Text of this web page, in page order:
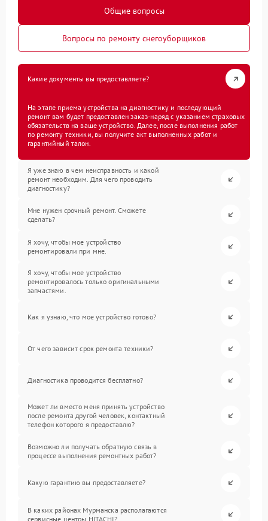
Общие вопросы
Вопросы по ремонту снегоуборщиков
Какие документы вы предоставляете?
На этапе приема устройства на диагностику и последующий
ремонт вам будет предоставлен заказ-наряд с указанием страховых
обязательств на ваше устройство. Далее, после выполнения работ
по ремонту техники, вы получите акт выполненных работ и
гарантийный талон.
Я уже знаю в чем неисправность и какой
ремонт необходим. Для чего проводить
диагностику?
Мне нужен срочный ремонт. Сможете
сделать?
Я хочу, чтобы мое устройство
ремонтировали при мне.
Я хочу, чтобы мое устройство
ремонтировалось только оригинальными
запчастями.
Как я узнаю, что мое устройство готово?
От чего зависит срок ремонта техники?
Диагностика проводится бесплатно?
Может ли вместо меня принять устройство
после ремонта другой человек, контактный
телефон которого я предоставлю?
Возможно ли получать обратную связь в
процессе выполнения ремонтных работ?
Какую гарантию вы предоставляете?
В каких районах Мурманска располагаются
сервисные центры HITACHI?